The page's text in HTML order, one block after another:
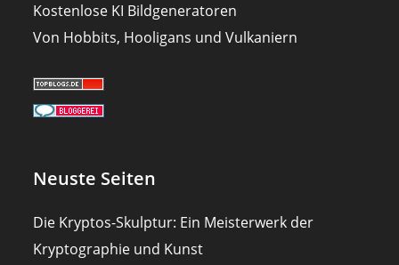
Kostenlose KI Bildgeneratoren
Von Hobbits, Hooligans und Vulkaniern
Neuste Seiten
Die Kryptos-Skulptur: Ein Meisterwerk der
Kryptographie und Kunst